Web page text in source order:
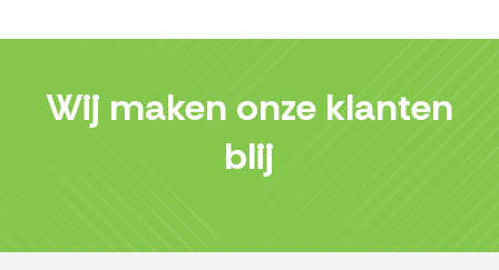
Wij maken onze klanten
blij